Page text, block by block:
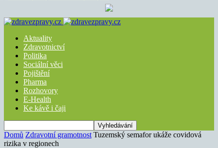
Aktuality
Zdravotnictví
Politika
Sociální věci
Pojištění
Pharma
Rozhovory
E-Health
Ke kávě i čaji
Domů Zdravotní gramotnost Tuzemský semafor ukáže covidová
rizika v regionech